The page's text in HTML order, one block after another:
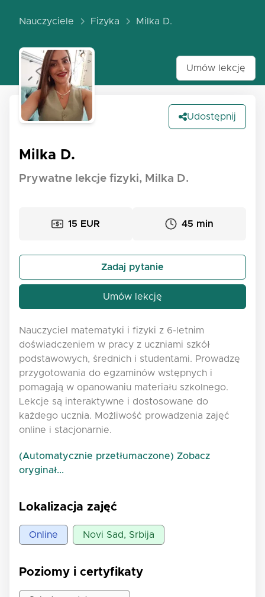
Nauczyciele Fizyka Milka D.
Umów lekcję
Udostępnij
Milka D.
Prywatne lekcje fizyki, Milka D.
15 EUR 45 min
Zadaj pytanie
Umów lekcję
Nauczyciel matematyki i fizyki z 6-letnim
doświadczeniem w pracy z uczniami szkół
podstawowych, średnich i studentami. Prowadzę
przygotowania do egzaminów wstępnych i
pomagają w opanowaniu materiału szkolnego.
Lekcje są interaktywne i dostosowane do
każdego ucznia. Możliwość prowadzenia zajęć
online i stacjonarnie.
(Automatycznie przetłumaczone) Zobacz
oryginał...
Lokalizacja zajęć
Online Novi Sad, Srbija
Poziomy i certyfikaty